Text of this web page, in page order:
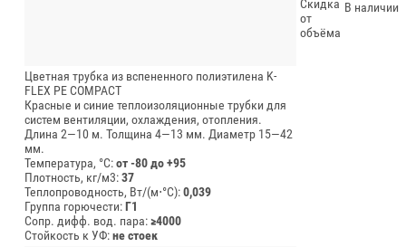
Цветная трубка из вспененного полиэтилена K-
FLEX PE COMPACT
Красные и синие теплоизоляционные трубки для
систем вентиляции, охлаждения, отопления.
Длина 2—10 м. Толщина 4—13 мм. Диаметр 15—42
мм.
Температура, °C:от -80 до +95
Плотность, кг/м3:37
Теплопроводность, Вт/(м⋅°С):0,039
Группа горючести:Г1
Сопр. дифф. вод. пара:≥4000
Стойкость к УФ:не стоек
Скидка
от
объёма
В наличии